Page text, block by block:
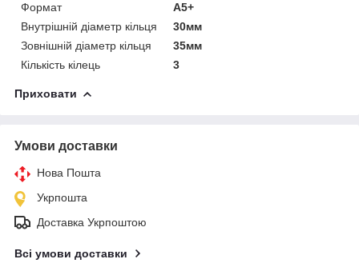
Формат
А5+
Внутрішній діаметр кільця
30мм
Зовнішній діаметр кільця
35мм
Кількість кілець
3
Приховати
Умови доставки
Нова Пошта
Укрпошта
Доставка Укрпоштою
Всі умови доставки